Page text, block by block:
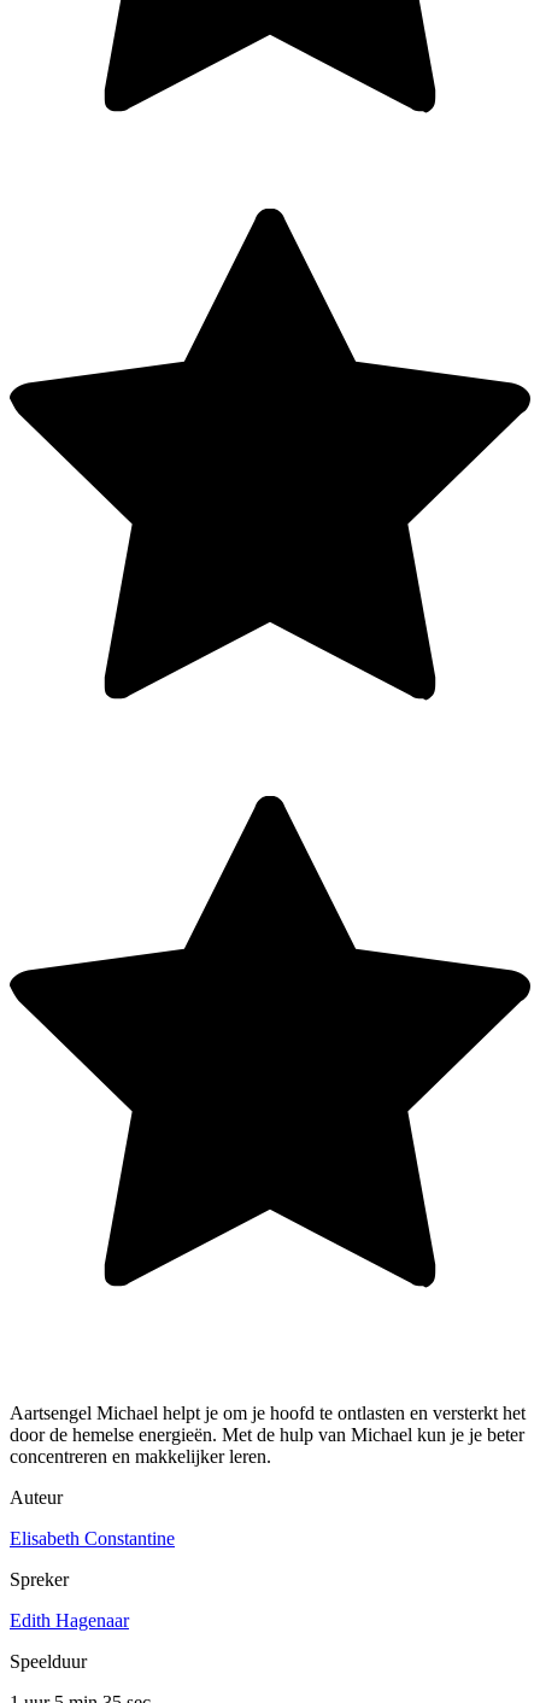
Aartsengel Michael helpt je om je hoofd te ontlasten en versterkt het
door de hemelse energieën. Met de hulp van Michael kun je je beter
concentreren en makkelijker leren.
Auteur
Elisabeth Constantine
Spreker
Edith Hagenaar
Speelduur